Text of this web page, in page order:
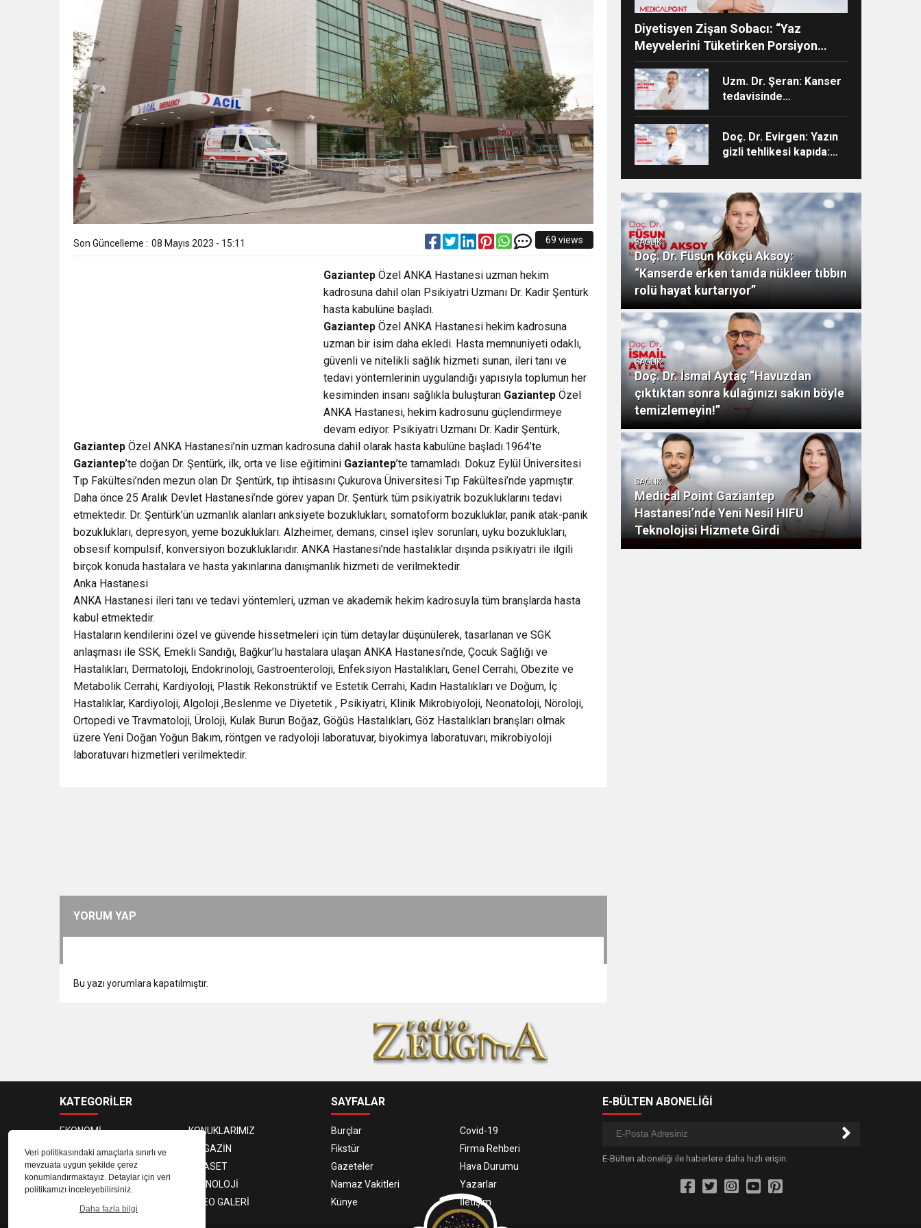
Veri politikasındaki amaçlarla sınırlı ve
mevzuata uygun şekilde çerez
konumlandırmaktayız. Detaylar için veri
politikamızı inceleyebilirsiniz.
Daha fazla bilgi
Son Güncelleme : 08 Mayıs 2023 - 15:11 69 views
Gaziantep Özel ANKA Hastanesi uzman hekim
kadrosuna dahil olan Psikiyatri Uzmanı Dr. Kadir Şentürk
hasta kabulüne başladı.
Gaziantep Özel ANKA Hastanesi hekim kadrosuna
uzman bir isim daha ekledi. Hasta memnuniyeti odaklı,
güvenli ve nitelikli sağlık hizmeti sunan, ileri tanı ve
tedavi yöntemlerinin uygulandığı yapısıyla toplumun her
kesiminden insanı sağlıkla buluşturan Gaziantep Özel
ANKA Hastanesi, hekim kadrosunu güçlendirmeye
devam ediyor. Psikiyatri Uzmanı Dr. Kadir Şentürk,
Gaziantep Özel ANKA Hastanesi’nin uzman kadrosuna dahil olarak hasta kabulüne başladı.1964’te
Gaziantep’te doğan Dr. Şentürk, ilk, orta ve lise eğitimini Gaziantep’te tamamladı. Dokuz Eylül Üniversitesi
Tıp Fakültesi’nden mezun olan Dr. Şentürk, tıp ihtisasını Çukurova Üniversitesi Tıp Fakültesi’nde yapmıştır.
Daha önce 25 Aralık Devlet Hastanesi’nde görev yapan Dr. Şentürk tüm psikiyatrik bozukluklarını tedavi
etmektedir. Dr. Şentürk’ün uzmanlık alanları anksiyete bozuklukları, somatoform bozukluklar, panik atak-panik
bozuklukları, depresyon, yeme bozuklukları. Alzheimer, demans, cinsel işlev sorunları, uyku bozuklukları,
obsesif kompulsif, konversiyon bozukluklarıdır. ANKA Hastanesi’nde hastalıklar dışında psikiyatri ile ilgili
birçok konuda hastalara ve hasta yakınlarına danışmanlık hizmeti de verilmektedir.
Anka Hastanesi
ANKA Hastanesi ileri tanı ve tedavi yöntemleri, uzman ve akademik hekim kadrosuyla tüm branşlarda hasta
kabul etmektedir.
Hastaların kendilerini özel ve güvende hissetmeleri için tüm detaylar düşünülerek, tasarlanan ve SGK
anlaşması ile SSK, Emekli Sandığı, Bağkur’lu hastalara ulaşan ANKA Hastanesi’nde, Çocuk Sağlığı ve
Hastalıkları, Dermatoloji, Endokrinoloji, Gastroenteroloji, Enfeksiyon Hastalıkları, Genel Cerrahi, Obezite ve
Metabolik Cerrahi, Kardiyoloji, Plastik Rekonstrüktif ve Estetik Cerrahi, Kadın Hastalıkları ve Doğum, İç
Hastalıklar, Kardiyoloji, Algoloji ,Beslenme ve Diyetetik , Psikiyatri, Klinik Mikrobiyoloji, Neonatoloji, Nöroloji,
Ortopedi ve Travmatoloji, Üroloji, Kulak Burun Boğaz, Göğüs Hastalıkları, Göz Hastalıkları branşları olmak
üzere Yeni Doğan Yoğun Bakım, röntgen ve radyoloji laboratuvar, biyokimya laboratuvarı, mikrobiyoloji
laboratuvarı hizmetleri verilmektedir.
YORUM YAP
Bu yazı yorumlara kapatılmıştır.
Diyetisyen Zişan Sobacı: “Yaz
Meyvelerini Tüketirken Porsiyon
Kontrolüne Dikkat”
Uzm. Dr. Şeran: Kanser
tedavisinde
Doç. Dr. Evirgen: Yazın
gizli tehlikesi kapıda:
artıyor!
SAĞLIK
Doç. Dr. Füsun Kökçü Aksoy:
“Kanserde erken tanıda nükleer tıbbın
rolü hayat kurtarıyor”
SAĞLIK
Doç. Dr. İsmal Aytaç “Havuzdan
çıktıktan sonra kulağınızı sakın böyle
temizlemeyin!”
SAĞLIK
Medical Point Gaziantep
Hastanesi’nde Yeni Nesil HIFU
Teknolojisi Hizmete Girdi
KATEGORİLER
EKONOMİ
KONUKLARIMIZ
PROGRAMCILAR
MAGAZİN
SAĞLIK
SİYASET
SPOR
TEKNOLOJİ
VIDEO GALERİ
SAYFALAR
Burçlar
Covid-19
Fikstür
Firma Rehberi
Gazeteler
Hava Durumu
Namaz Vakitleri
Yazarlar
Künye
İletişim
E-BÜLTEN ABONELİĞİ
E-Bülten aboneliği ile haberlere daha hızlı erişin.